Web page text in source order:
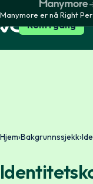
Manymore er nå Right
Kom i gang
Hjem›Bakgrunnssjekk›